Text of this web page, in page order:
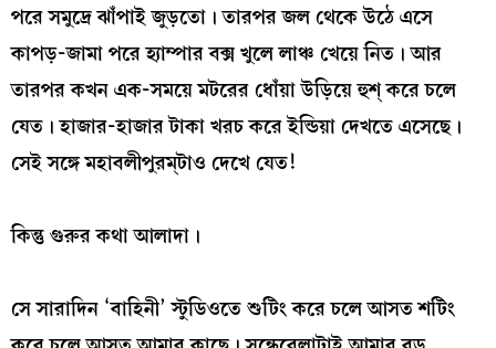
পরে সমুদ্রে ঝাঁপাই জুড়তো। তারপর জল থেকে উঠে এসে
কাপড়-জামা পরে হ্যাম্পার বক্স খুলে লাঞ্চ খেয়ে নিত। আর
তারপর কখন এক-সময়ে মটরের ধোঁয়া উড়িয়ে হুশ্ করে চলে
যেত। হাজার-হাজার টাকা খরচ করে ইন্ডিয়া দেখতে এসেছে।
সেই সঙ্গে মহাবলীপুরম্টাও দেখে যেত!
কিন্তু গুরুর কথা আলাদা।
সে সারাদিন ‘বাহিনী’ স্টুডিওতে শুটিং করে চলে আসত শটিং